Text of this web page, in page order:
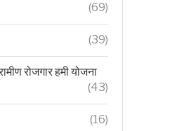
(69)
(39)
रोजगार हमी योजना
(43)
(16)